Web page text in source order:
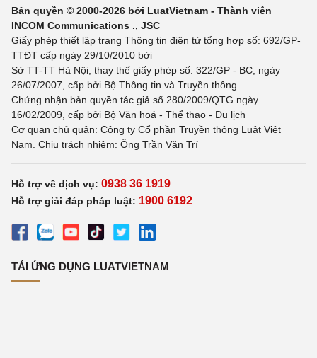
Bản quyền © 2000-2026 bởi LuatVietnam - Thành viên
INCOM Communications ., JSC
Giấy phép thiết lập trang Thông tin điện tử tổng hợp số: 692/GP-
TTĐT cấp ngày 29/10/2010 bởi
Sở TT-TT Hà Nội, thay thế giấy phép số: 322/GP - BC, ngày
26/07/2007, cấp bởi Bộ Thông tin và Truyền thông
Chứng nhận bản quyền tác giả số 280/2009/QTG ngày
16/02/2009, cấp bởi Bộ Văn hoá - Thể thao - Du lịch
Cơ quan chủ quản: Công ty Cổ phần Truyền thông Luật Việt
Nam. Chịu trách nhiệm: Ông Trần Văn Trí
Hỗ trợ về dịch vụ: 0938 36 1919
Hỗ trợ giải đáp pháp luật: 1900 6192
TẢI ỨNG DỤNG LUATVIETNAM